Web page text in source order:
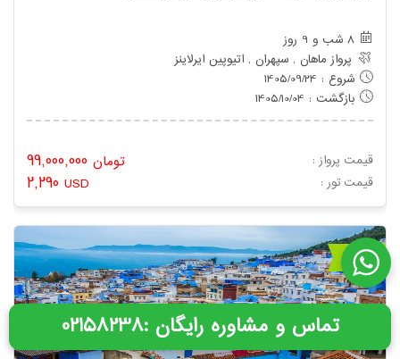
8 شب و 9 روز
پرواز ماهان , سپهران , اتیوپین ایرلاینز
شروع : 1405/09/24
بازگشت : 1405/10/04
تومان قیمت پرواز :
2,290 USD : قیمت تور
موجود
02158238 : تماس و مشاوره رایگان